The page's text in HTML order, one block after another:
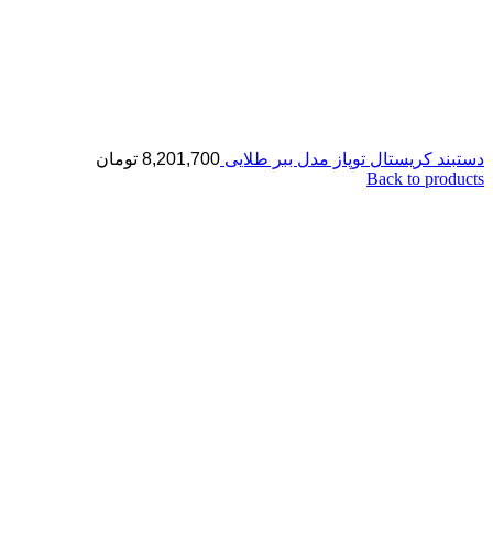
دستبند کریستال توپاز مدل ببر طلایی 8,201,700 تومان
Back to products